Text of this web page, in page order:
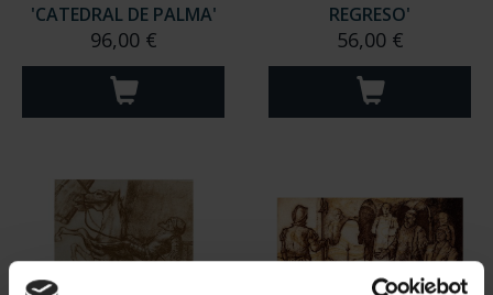
'CATEDRAL DE PALMA'
96,00 €
REGRESO'
56,00 €